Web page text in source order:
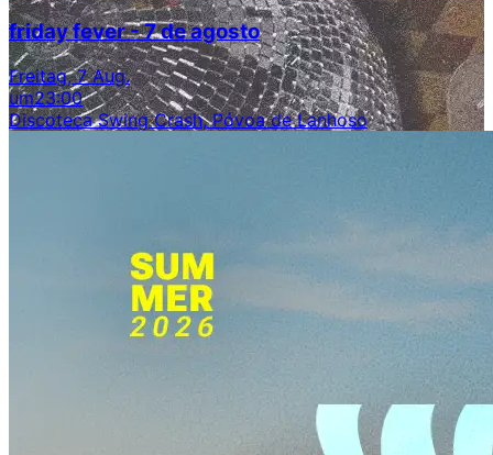
friday fever - 7 de agosto
Freitag, 7 Aug.
um23:00
Discoteca Swing Crash, Póvoa de Lanhoso